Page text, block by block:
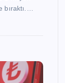
bıraktı.…